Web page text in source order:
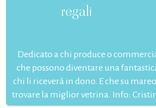
regali
Dedicato a chi produce o
che possono diventare una
chi li riceverà in dono. E che su
trovare la miglior vetrina. Info: